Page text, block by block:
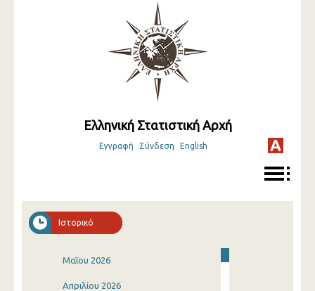
Ελληνική Στατιστική Αρχή
Εγγραφή Σύνδεση English
Ιστορικό
Μαΐου 2026
Απριλίου 2026